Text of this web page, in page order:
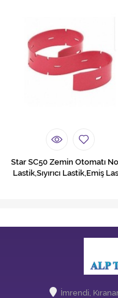
Star SC50 Zemin Otomatı
Lastik,Sıyırıcı Lastik,Emiş
İmrendi,